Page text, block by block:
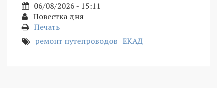
06/08/2026 - 15:11
Повестка дня
Печать
ремонт путепроводов ЕКАД